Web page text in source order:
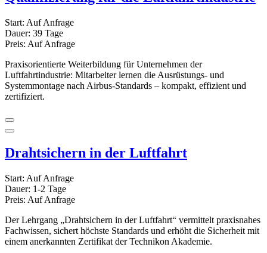
Start: Auf Anfrage
Dauer: 39 Tage
Preis: Auf Anfrage
Praxisorientierte Weiterbildung für Unternehmen der
Luftfahrtindustrie: Mitarbeiter lernen die Ausrüstungs- und
Systemmontage nach Airbus-Standards – kompakt, effizient und
zertifiziert.
Drahtsichern in der Luftfahrt
Start: Auf Anfrage
Dauer: 1-2 Tage
Preis: Auf Anfrage
Der Lehrgang „Drahtsichern in der Luftfahrt“ vermittelt praxisnahes
Fachwissen, sichert höchste Standards und erhöht die Sicherheit mit
einem anerkannten Zertifikat der Technikon Akademie.